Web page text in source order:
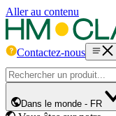
Aller au contenu
Contactez-nous
Dans le monde - FR